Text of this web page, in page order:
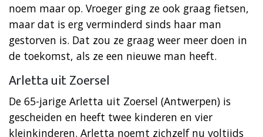
noem maar op. Vroeger ging ze ook graag fietsen,
maar dat is erg verminderd sinds haar man
gestorven is. Dat zou ze graag weer meer doen in
de toekomst, als ze een nieuwe man heeft.
Arletta uit Zoersel
De 65-jarige Arletta uit Zoersel (Antwerpen) is
gescheiden en heeft twee kinderen en vier
kleinkinderen. Arletta noemt zichzelf nu voltijds